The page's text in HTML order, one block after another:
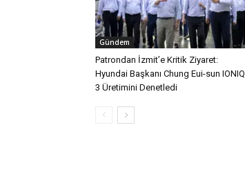
Gündem
Patrondan İzmit’e Kritik Ziyaret:
Hyundai Başkanı Chung Eui-sun IONIQ
3 Üretimini Denetledi